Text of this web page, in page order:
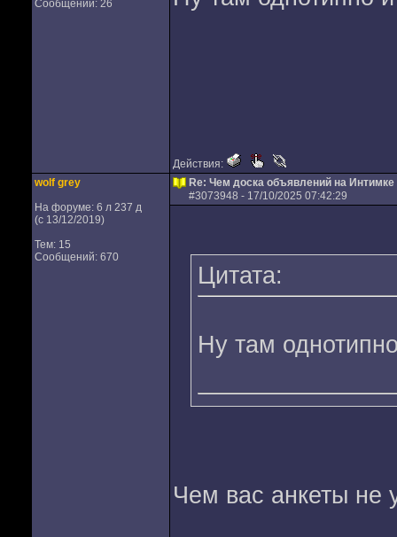
Сообщений: 26
Действия:
wolf grey
На форуме: 6 л 237 д
(с 13/12/2019)
Тем: 15
Сообщений: 670
Re: Чем доска объявлений на Интимке
#3073948 - 17/10/2025 07:42:29
Цитата:
Ну там
Чем вас анкеты не